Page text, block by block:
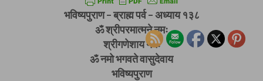
भविष्यपुराण – ब्राह्म पर्व – अध्याय १३८
ॐ श्रीपरमात्मने नमः
श्रीगणेशाय नमः
ॐ नमो भगवते वासुदेवाय
भविष्यपुराण